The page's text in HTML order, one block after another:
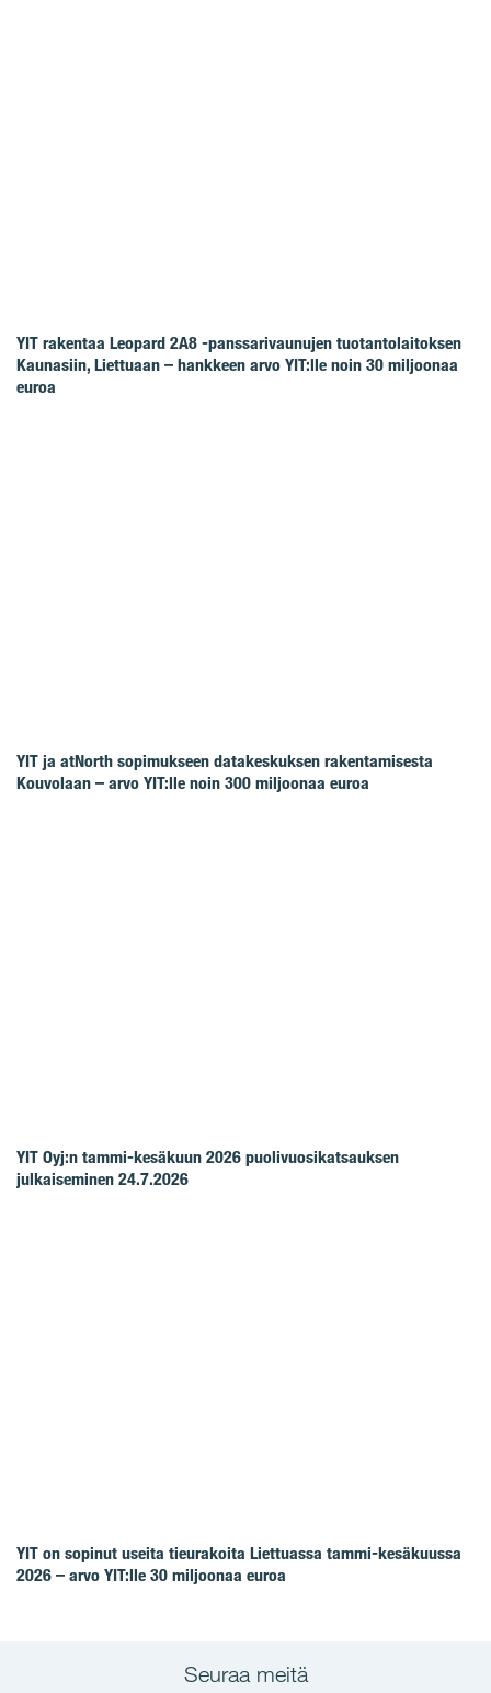
YIT rakentaa Leopard 2A8 -panssarivaunujen tuotantolaitoksen
Kaunasiin, Liettuaan – hankkeen arvo YIT:lle noin 30 miljoonaa
euroa
YIT ja atNorth sopimukseen datakeskuksen rakentamisesta
Kouvolaan – arvo YIT:lle noin 300 miljoonaa euroa
YIT Oyj:n tammi-kesäkuun 2026 puolivuosikatsauksen
julkaiseminen 24.7.2026
YIT on sopinut useita tieurakoita Liettuassa tammi-kesäkuussa
2026 – arvo YIT:lle 30 miljoonaa euroa
Seuraa meitä